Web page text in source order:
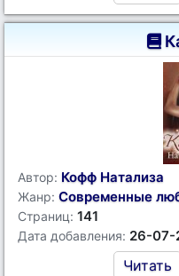
Автор: Кофф Натализа
Жанр: Современные
Страниц: 141
Дата добавления: 26-07-
Читать